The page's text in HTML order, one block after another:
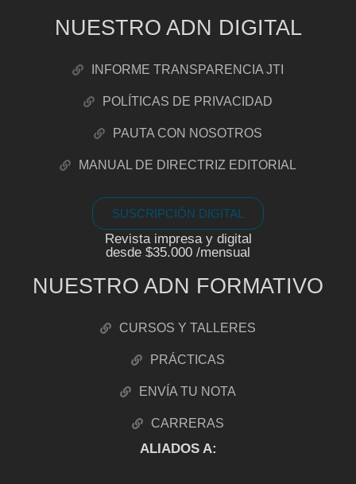
NUESTRO ADN DIGITAL
INFORME TRANSPARENCIA JTI
POLÍTICAS DE PRIVACIDAD
PAUTA CON NOSOTROS
MANUAL DE DIRECTRIZ EDITORIAL
SUSCRIPCIÓN DIGITAL
Revista impresa y digital
desde $35.000 /mensual
NUESTRO ADN FORMATIVO
CURSOS Y TALLERES
PRÁCTICAS
ENVÍA TU NOTA
CARRERAS
ALIADOS A: